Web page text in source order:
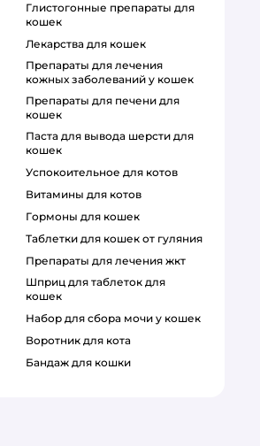
глистогонные препараты для
кошек
лекарства для кошек
препараты для лечения
кожных заболеваний у кошек
препараты для печени для
кошек
паста для вывода шерсти для
кошек
успокоительное для котов
витамины для котов
гормоны для кошек
таблетки для кошек от гуляния
препараты для лечения жкт
шприц для таблеток для
кошек
набор для сбора мочи у кошек
воротник для кота
бандаж для кошки